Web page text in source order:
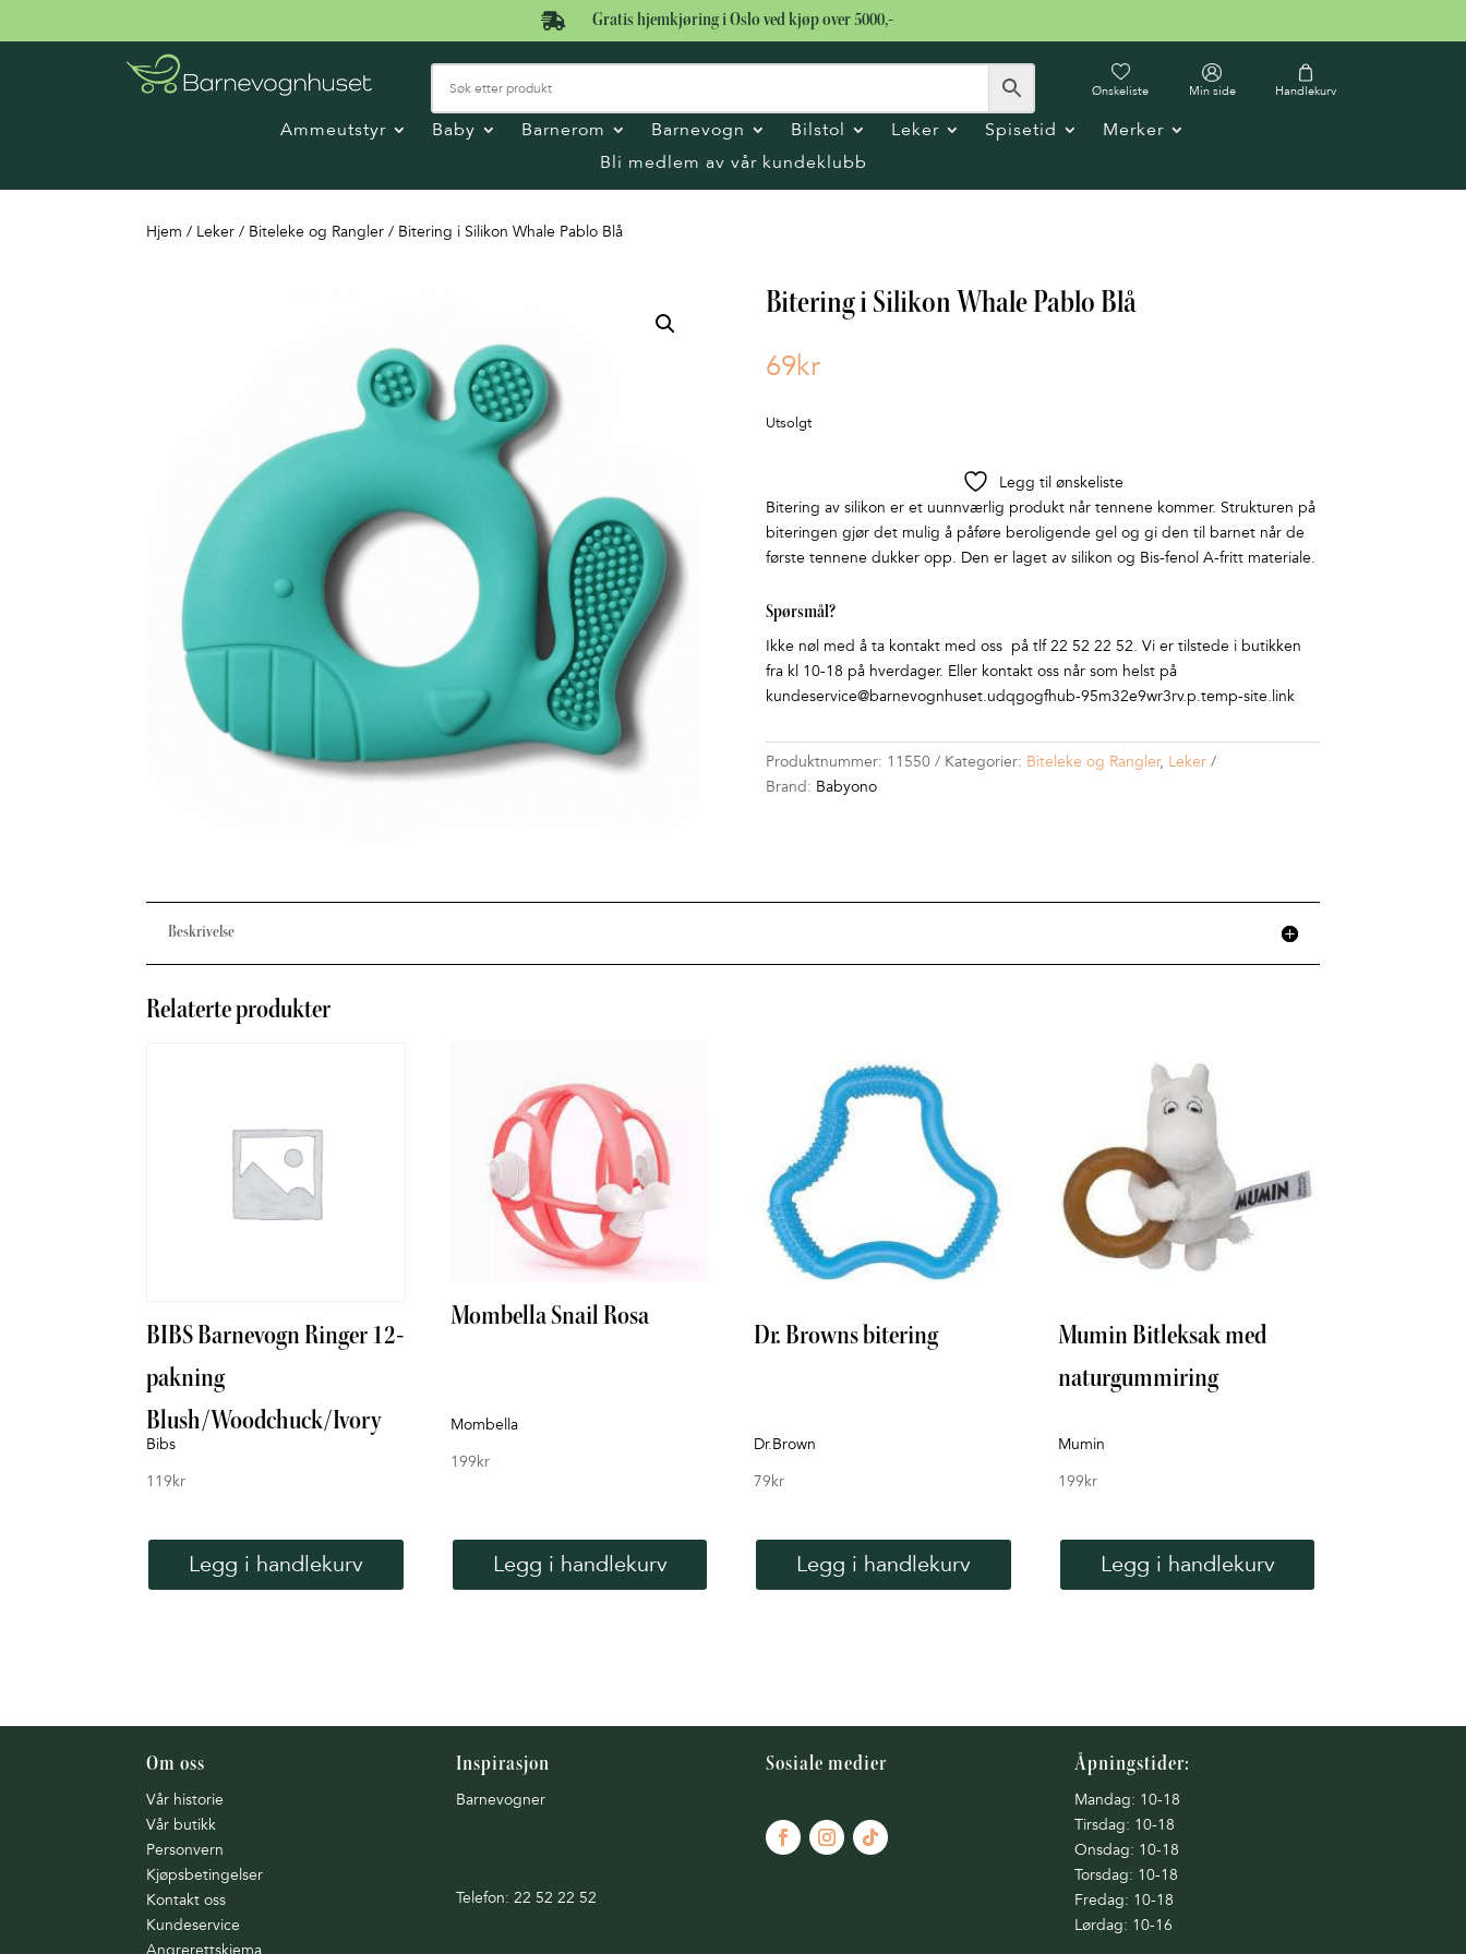
 Gratis hjemkjøring i Oslo ved kjøp over 5000,-
Ønskeliste Min side Handlekurv
Ammeutstyr Baby Barnerom Barnevogn Bilstol Leker Spisetid
Merker
Bli medlem av vår kundeklubb
Hjem / Leker / Biteleke og Rangler / Bitering i Silikon Whale Pablo Blå
Bitering i Silikon Whale Pablo Blå
69kr
Utsolgt
Legg til ønskeliste
Bitering av silikon er et uunnværlig produkt når tennene kommer. Strukturen på
biteringen gjør det mulig å påføre beroligende gel og gi den til barnet når de
første tennene dukker opp. Den er laget av silikon og Bis-fenol A-fritt materiale.
Spørsmål?
Ikke nøl med å ta kontakt med oss på tlf 22 52 22 52. Vi er tilstede i butikken
fra kl 10-18 på hverdager. Eller kontakt oss når som helst på
kundeservice@barnevognhuset.udqgogfhub-95m32e9wr3rv.p.temp-site.link
Produktnummer: 11550 Kategorier: Biteleke og Rangler, Leker
Brand: Babyono
Beskrivelse
Relaterte produkter
BIBS Barnevogn Ringer 12-
pakning
Blush/Woodchuck/Ivory
Bibs
119kr
Legg i handlekurv
Mombella Snail Rosa
Mombella
199kr
Legg i handlekurv
Dr. Browns bitering
Dr.Brown
79kr
Legg i handlekurv
Mumin Bitleksak med
naturgummiring
Mumin
199kr
Legg i handlekurv
Om oss
Vår historie
Vår butikk
Personvern
Kjøpsbetingelser
Kontakt oss
Kundeservice
Inspirasjon
Barnevogner
Telefon: 22 52 22 52
Sosiale medier Åpningstider:
Mandag: 10-18
Tirsdag: 10-18
Onsdag: 10-18
Torsdag: 10-18
Fredag: 10-18
Lørdag: 10-16